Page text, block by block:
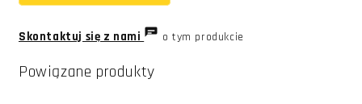
Skontaktuj się z nami o tym produkcie
Powiązane produkty